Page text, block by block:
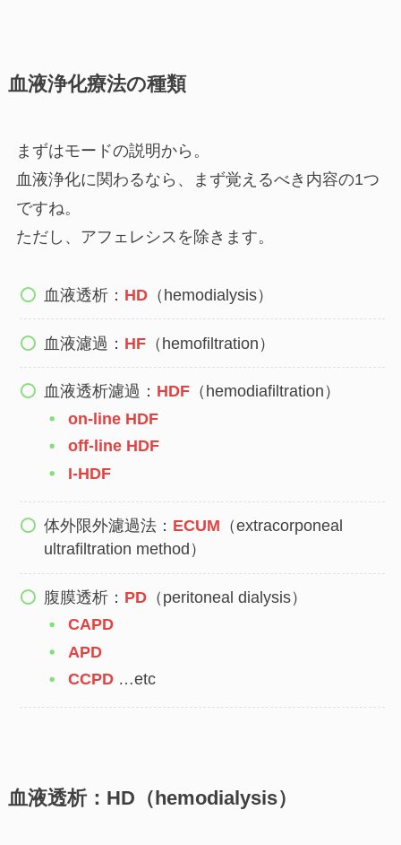
血液浄化療法の種類
まずはモードの説明から。
血液浄化に関わるなら、まず覚えるべき内容の1つ
ですね。
ただし、アフェレシスを除きます。
血液透析： HD （hemodialysis）
血液濾過： HF （hemofiltration）
血液透析濾過： HDF （hemodiafiltration）
on-line HDF
off-line HDF
I-HDF
体外限外濾過法： ECUM （extracorponeal
ultrafiltration method）
腹膜透析： PD （peritoneal dialysis）
CAPD
APD
CCPD …etc
血液透析：HD（hemodialysis）